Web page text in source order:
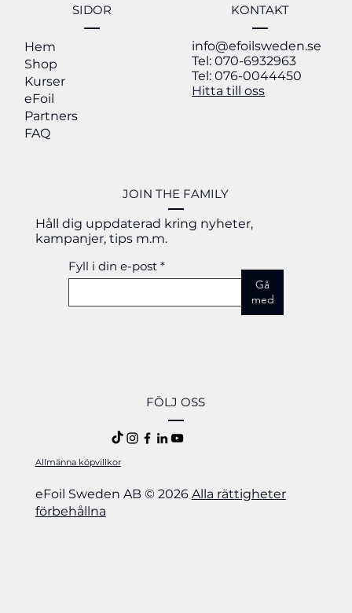
Allt du behöver veta om eFoil: En
guide för nybörjare
JOIN THE FAMILY
Håll dig uppdaterad kring nyheter,
kampanjer, tips m.m.
Fyll i din e-post
Gå
med
SIDOR
Hem
Shop
Kurser
eFoil
Partners
FAQ
KONTAKT
info@efoilsweden.se
Tel: 070-6932963
Tel: 076-0044450
Hitta till oss
FÖLJ OSS
Allmänna köpvillkor
eFoil Sweden AB © 2026 Alla rättigheter
förbehållna